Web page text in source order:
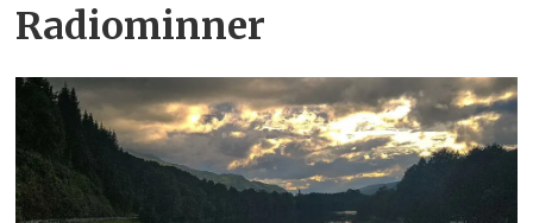
Radiominner